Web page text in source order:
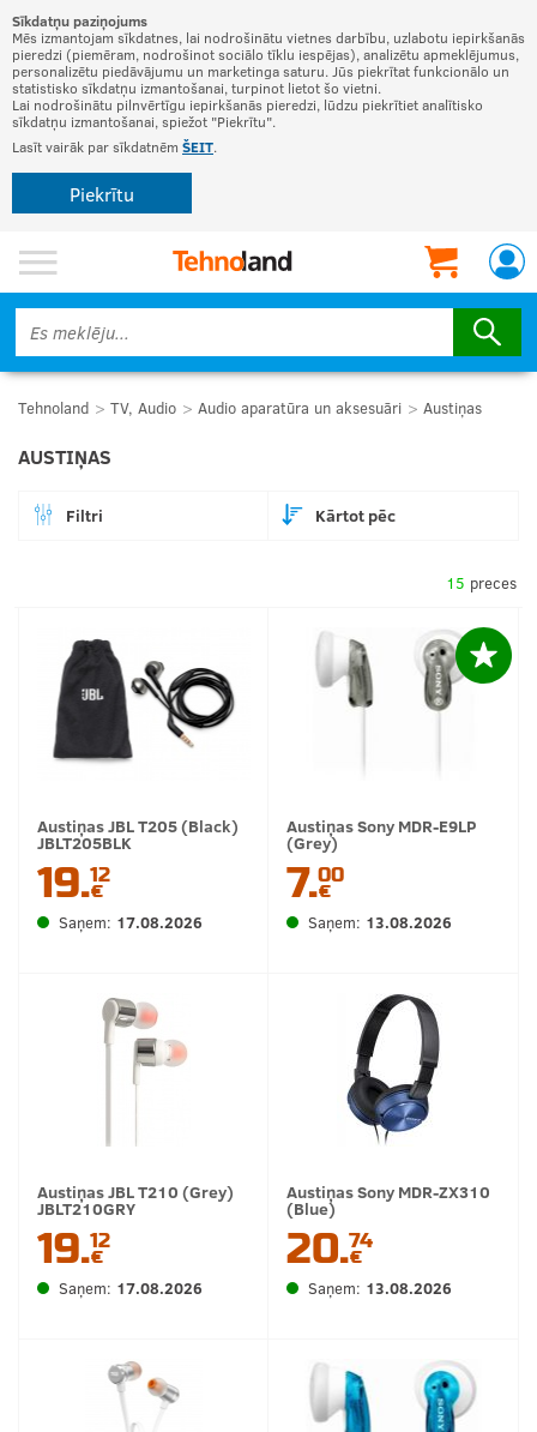
Sīkdatņu paziņojums
Mēs izmantojam sīkdatnes, lai nodrošinātu vietnes darbību, uzlabotu iepirkšanās
pieredzi (piemēram, nodrošinot sociālo tīklu iespējas), analizētu apmeklējumus,
personalizētu piedāvājumu un marketinga saturu. Jūs piekrītat funkcionālo un
statistisko sīkdatņu izmantošanai, turpinot lietot šo vietni.
Lai nodrošinātu pilnvērtīgu iepirkšanās pieredzi, lūdzu piekrītiet analītisko
sīkdatņu izmantošanai, spiežot "Piekrītu".
Lasīt vairāk par sīkdatnēm ŠEIT.
Piekrītu
Tehnoland TV, Audio Audio aparatūra un aksesuāri Austiņas
AUSTIŅAS
Filtri Kārtot pēc
15 preces
Austiņas JBL T205 (Black)
JBLT205BLK
19.12
€
Saņem: 17.08.2026
Austiņas Sony MDR-E9LP
(Grey)
7.00
€
Saņem: 13.08.2026
Austiņas JBL T210 (Grey)
JBLT210GRY
19.12
€
Saņem: 17.08.2026
Austiņas Sony MDR-ZX310
(Blue)
20.74
€
Saņem: 13.08.2026